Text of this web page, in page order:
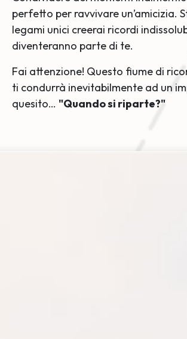
perfetto per ravvivare un’amicizia.
legami unici creerai ricordi
diventeranno parte di te.
Fai attenzione! Questo fiume di
ti condurrà inevitabilmente ad un
quesito… "Quando si riparte?"